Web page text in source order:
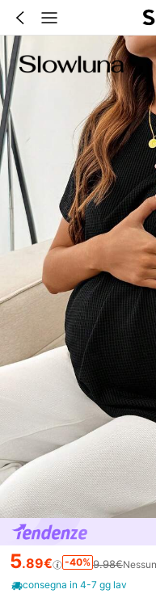
5.89€ -40% 9.98€
consegna in 4-7 gg lav